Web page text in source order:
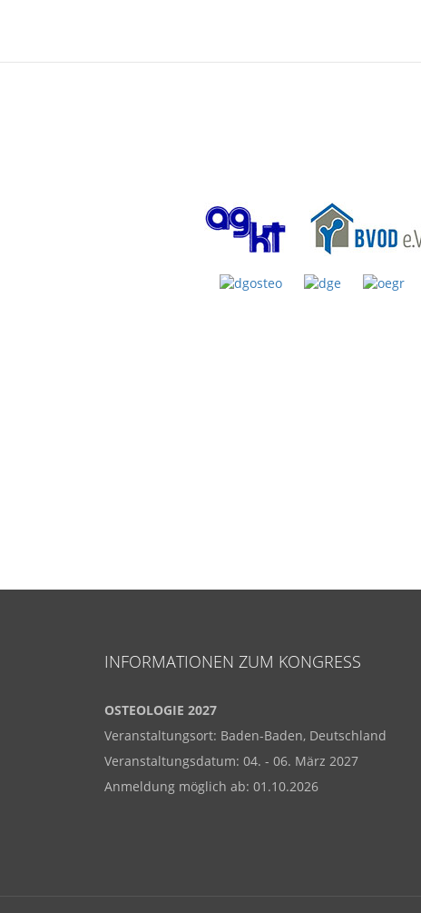
INFORMATIONEN ZUM KONGRESS
OSTEOLOGIE 2027
Veranstaltungsort: Baden-Baden, Deutschland
Veranstaltungsdatum: 04. - 06. März 2027
Anmeldung möglich ab: 01.10.2026